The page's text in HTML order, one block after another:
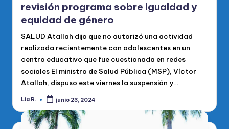
revisión programa sobre igualdad y
equidad de género
SALUD Atallah dijo que no autorizó una actividad
realizada recientemente con adolescentes en un
centro educativo que fue cuestionada en redes
sociales El ministro de Salud Pública (MSP), Víctor
Atallah, dispuso este viernes la suspensión y…
Publicado
Lia R. junio 23, 2024